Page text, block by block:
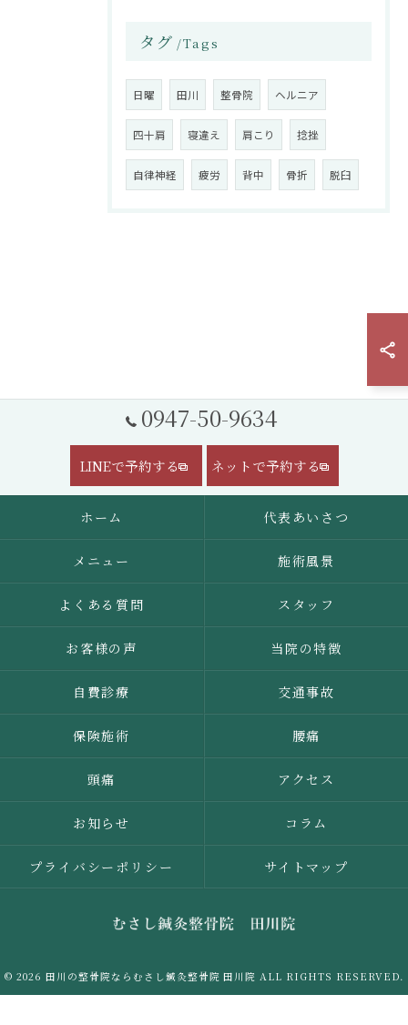
タグ Tags
日曜 田川 整骨院 ヘルニア
四十肩 寝違え 肩こり 捻挫
自律神経 疲労 背中 骨折 脱臼
0947-50-9634
LINEで予約する ネットで予約する
ホーム 代表あいさつ
メニュー 施術風景
よくある質問 スタッフ
お客様の声 当院の特徴
自費診療 交通事故
保険施術 腰痛
頭痛 アクセス
お知らせ コラム
プライバシーポリシー サイトマップ
© 2026 田川の整骨院ならむさし鍼灸整骨院 田川院 ALL RIGHTS RESERVED.